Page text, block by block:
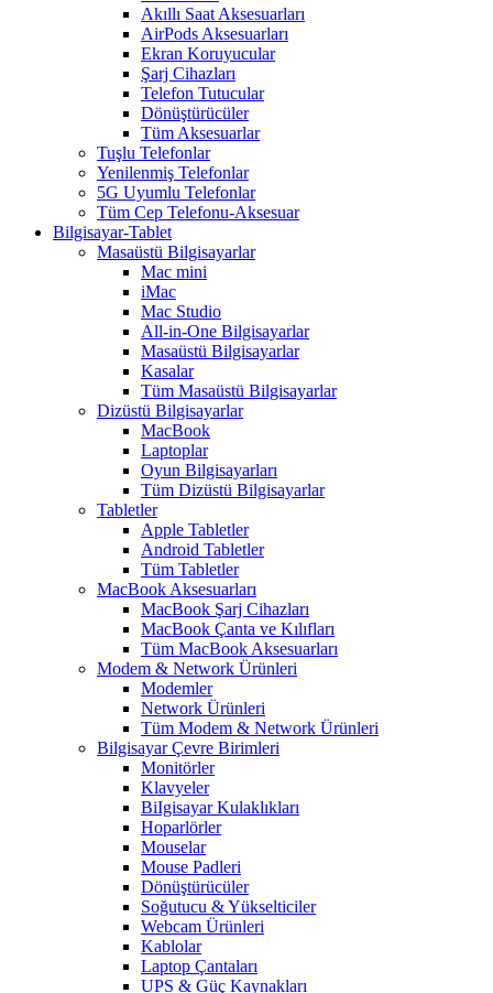
Akıllı Saat Aksesuarları
AirPods Aksesuarları
Ekran Koruyucular
Şarj Cihazları
Telefon Tutucular
Dönüştürücüler
Tüm Aksesuarlar
Tuşlu Telefonlar
Yenilenmiş Telefonlar
5G Uyumlu Telefonlar
Tüm Cep Telefonu-Aksesuar
Bilgisayar-Tablet
Masaüstü Bilgisayarlar
Mac mini
iMac
Mac Studio
All-in-One Bilgisayarlar
Masaüstü Bilgisayarlar
Kasalar
Tüm Masaüstü Bilgisayarlar
Dizüstü Bilgisayarlar
MacBook
Laptoplar
Oyun Bilgisayarları
Tüm Dizüstü Bilgisayarlar
Tabletler
Apple Tabletler
Android Tabletler
Tüm Tabletler
MacBook Aksesuarları
MacBook Şarj Cihazları
MacBook Çanta ve Kılıfları
Tüm MacBook Aksesuarları
Modem & Network Ürünleri
Modemler
Network Ürünleri
Tüm Modem & Network Ürünleri
Bilgisayar Çevre Birimleri
Monitörler
Klavyeler
BiIgisayar Kulaklıkları
Hoparlörler
Mouselar
Mouse Padleri
Dönüştürücüler
Soğutucu & Yükselticiler
Webcam Ürünleri
Kablolar
Laptop Çantaları
UPS & Güç Kaynakları